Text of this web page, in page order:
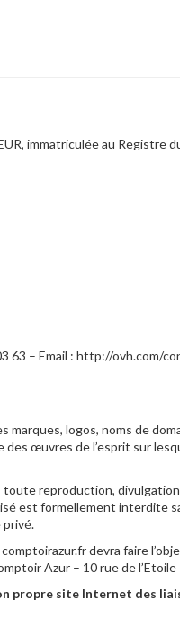
immatriculée au Registre
63 – Email : http://ovh.com/
logos, noms de
œuvres de l’esprit sur
reproduction,
est formellement interdite
privé.
devra faire
Azur – 10 rue de l’Etoile
propre site Internet des